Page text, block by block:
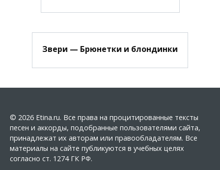
Звери — Брюнетки и блондинки
© 2026 Etina.ru. Все права на процитированные тексты
песен и аккорды, подобранные пользователями сайта,
принадлежат их авторам или правообладателям. Все
материалы на сайте публикуются в учебных целях
согласно ст. 1274 ГК РФ.